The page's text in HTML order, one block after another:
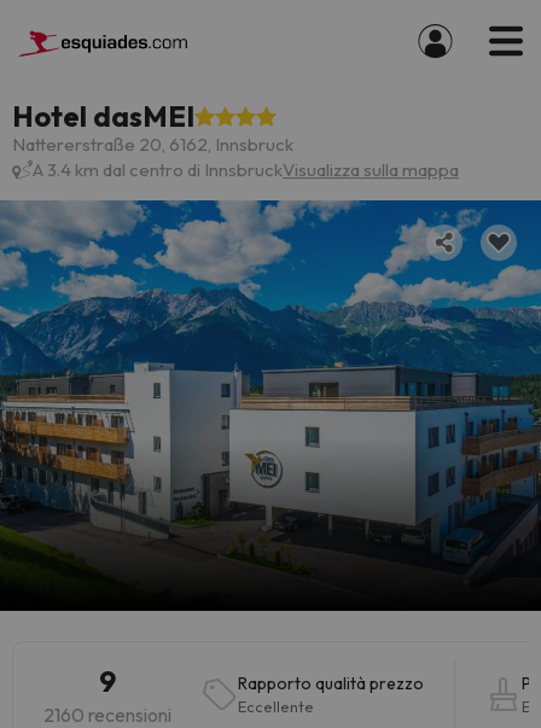
Hotel dasMEI
Nattererstraße 20, 6162, Innsbruck
A 3.4 km dal centro di InnsbruckVisualizza sulla mappa
9
2160 recensioni
Rapporto qualità prezzo
Eccellente